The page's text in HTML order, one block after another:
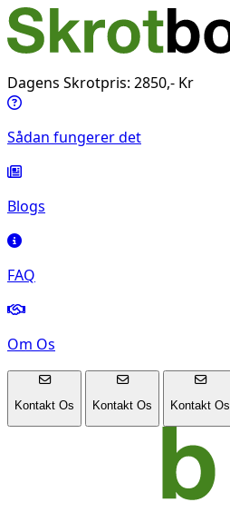
Dagens Skrotpris: 2850,- Kr
Sådan fungerer det
Blogs
FAQ
Om Os
Kontakt Os Kontakt Os Kontakt Os